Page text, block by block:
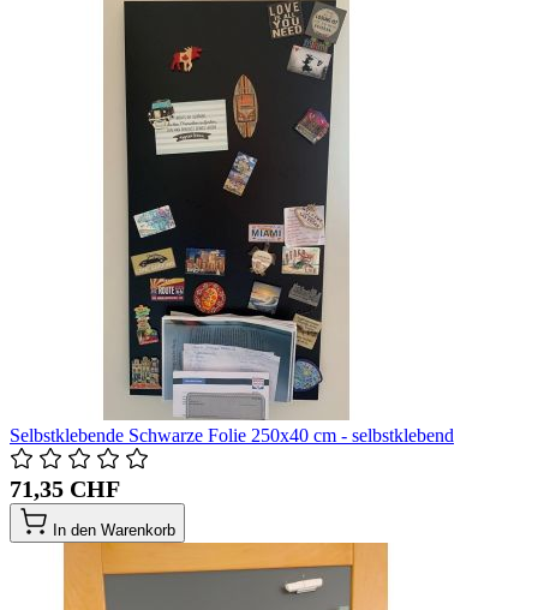
Selbstklebende Schwarze Folie 250x40 cm - selbstklebend
71,35 CHF
In den Warenkorb